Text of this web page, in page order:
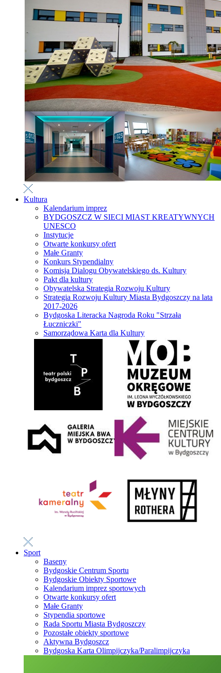
Kultura
Kalendarium imprez
BYDGOSZCZ W SIECI MIAST KREATYWNYCH
UNESCO
Instytucje
Otwarte konkursy ofert
Małe Granty
Konkurs Stypendialny
Komisja Dialogu Obywatelskiego ds. Kultury
Pakt dla kultury
Obywatelska Strategia Rozwoju Kultury
Strategia Rozwoju Kultury Miasta Bydgoszczy na lata
2017-2026
Bydgoska Literacka Nagroda Roku "Strzała
Łuczniczki"
Samorządowa Karta dla Kultury
Sport
Baseny
Bydgoskie Centrum Sportu
Bydgoskie Obiekty Sportowe
Kalendarium imprez sportowych
Otwarte konkursy ofert
Małe Granty
Stypendia sportowe
Rada Sportu Miasta Bydgoszczy
Pozostałe obiekty sportowe
Aktywna Bydgoszcz
Bydgoska Karta Olimpijczyka/Paralimpijczyka